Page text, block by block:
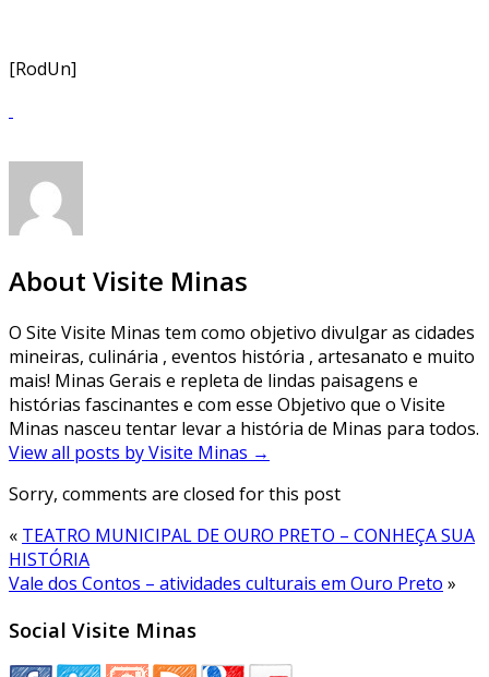
[RodUn]
About Visite Minas
O Site Visite Minas tem como objetivo divulgar as cidades
mineiras, culinária , eventos história , artesanato e muito
mais! Minas Gerais e repleta de lindas paisagens e
histórias fascinantes e com esse Objetivo que o Visite
Minas nasceu tentar levar a história de Minas para todos.
View all posts by Visite Minas →
Sorry, comments are closed for this post
« TEATRO MUNICIPAL DE OURO PRETO – CONHEÇA SUA
HISTÓRIA
Vale dos Contos – atividades culturais em Ouro Preto »
Social Visite Minas